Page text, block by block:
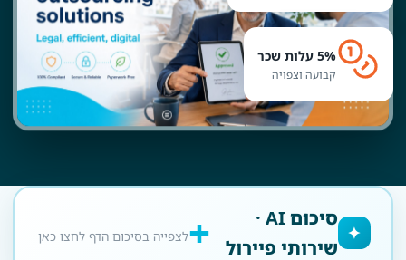
5% עלות שכר
קבועה וצפויה
✦
סיכום AI ·
שירותי פיירול
לצפייה בסיכום הדף לחצו כאן